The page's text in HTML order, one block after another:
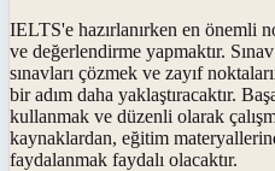
IELTS'e hazırlanırken en önemli
ve değerlendirme yapmaktır.
sınavları çözmek ve zayıf
bir adım daha yaklaştıracaktır.
kullanmak ve düzenli olarak
kaynaklardan, eğitim
faydalanmak faydalı olacaktır.